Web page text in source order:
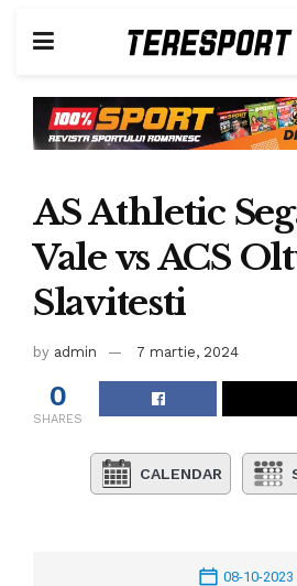
AS Athletic
Vale vs ACS
Slavitesti
by admin 7 martie, 2024
0
SHARES
CALENDAR
08-10-2023